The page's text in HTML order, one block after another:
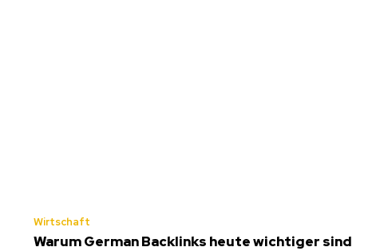
Wirtschaft
Warum German Backlinks heute wichtiger sind